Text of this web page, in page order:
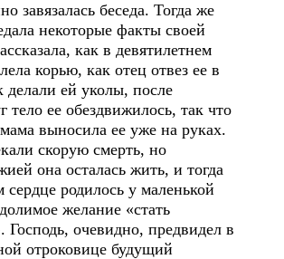
завязалась беседа. Тогда же
некоторые факты своей
как в девятилетнем
корью, как отец отвез ее в
делали ей уколы, после
тело ее обездвижилось, так что
выносила ее уже на руках.
скорую смерть, но
она осталась жить, и тогда
сердце родилось у маленькой
желание «стать
Господь, очевидно, предвидел в
отроковице будущий